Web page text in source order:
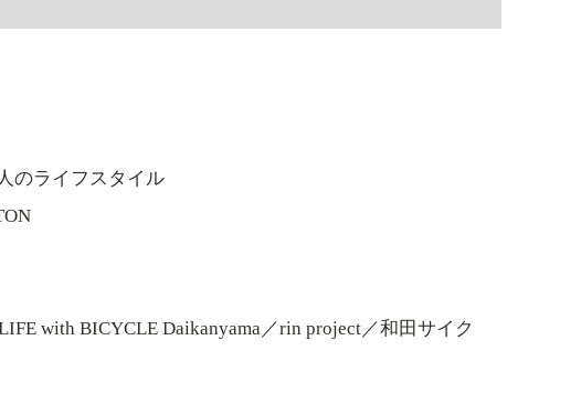
のライフスタイル
with BICYCLE Daikanyama／rin project／和田サイク